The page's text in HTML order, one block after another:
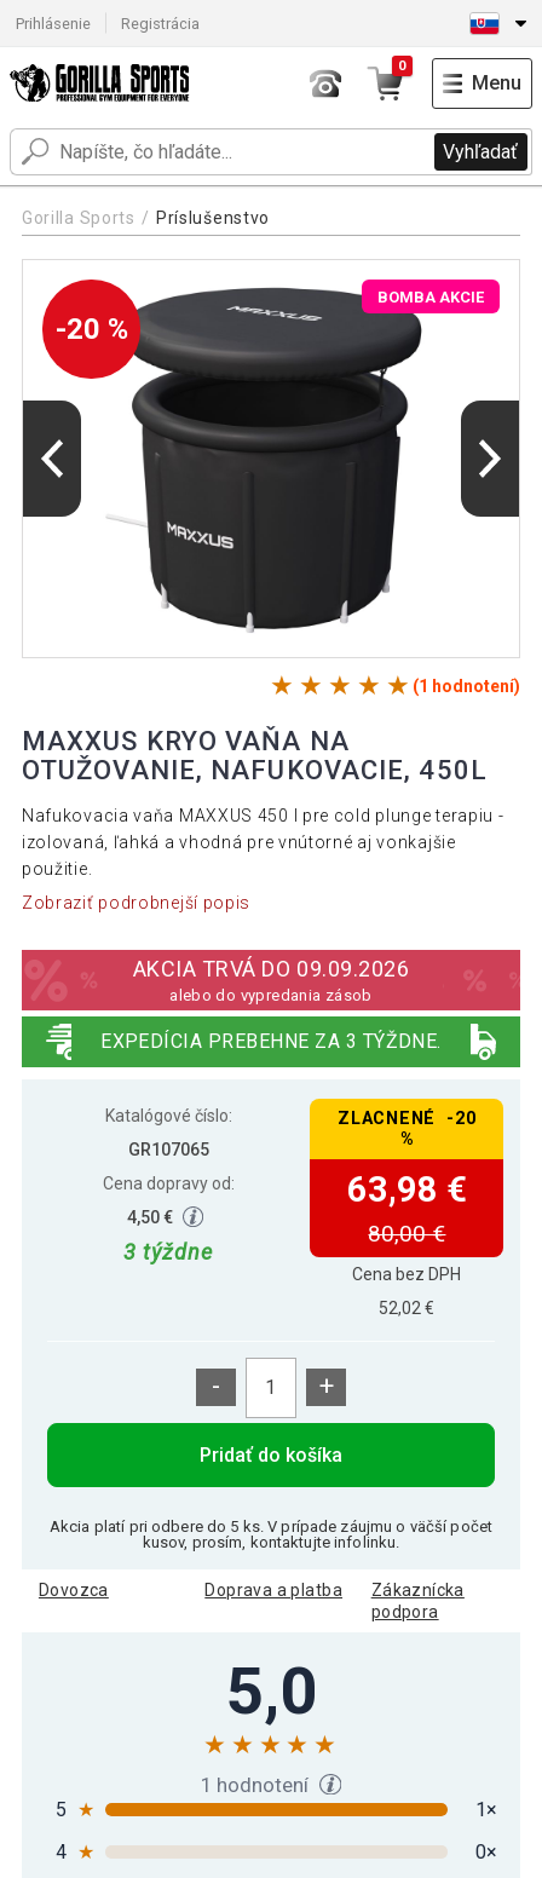
Prihlásenie Registrácia
Vyhľadať
0
Menu
Gorilla Sports Príslušenstvo
-20 %
BOMBA AKCIE
(1 hodnotení)
MAXXUS KRYO VAŇA NA
OTUŽOVANIE, NAFUKOVACIE, 450L
Nafukovacia vaňa MAXXUS 450 l pre cold plunge terapiu -
izolovaná, ľahká a vhodná pre vnútorné aj vonkajšie
použitie.
Zobraziť podrobnejší popis
AKCIA TRVÁ DO 09.09.2026
alebo do vypredania zásob
EXPEDÍCIA PREBEHNE ZA 3 TÝŽDNE.
Katalógové číslo:
GR107065
Cena dopravy od:
4,50 €
3 týždne
ZLACNENÉ -20
%
63,98 €
80,00 €
Cena bez DPH
52,02 €
- +
Pridať do košíka
Akcia platí pri odbere do 5 ks. V prípade záujmu o väčší počet
kusov, prosím, kontaktujte infolinku.
Dovozca Doprava a platba
Zákaznícka
podpora
5,0
1 hodnotení
5 ★
1×
4 ★
0×